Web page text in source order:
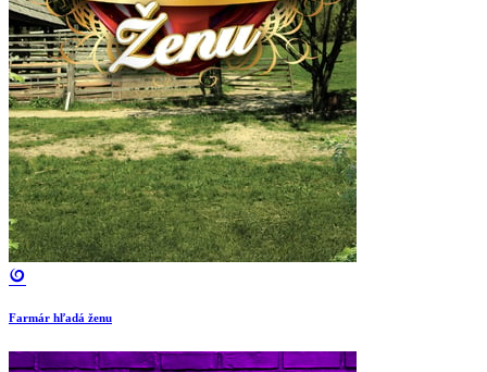
Farmár hľadá ženu